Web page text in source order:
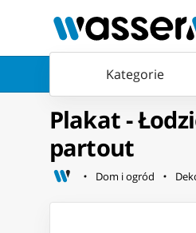
Kategorie
Plakat -
partout
Dom i ogród